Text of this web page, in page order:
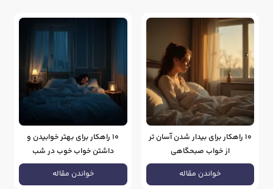
10 راهکار برای بیدار شدن آسان تر
از خواب صبحگاهی
خواندن مقاله
10 راهکار برای بهتر خوابیدن و
داشتن خواب خوب در شب
خواندن مقاله